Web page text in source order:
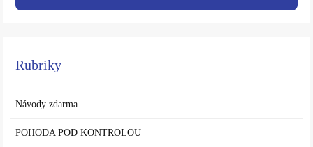
Rubriky
Návody zdarma
POHODA POD KONTROLOU